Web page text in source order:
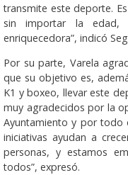
transmite este deporte.
sin importar la edad,
enriquecedora”, indicó
Por su parte, Varela
que su objetivo es,
K1 y boxeo, llevar este
muy agradecidos por la
Ayuntamiento y por todo
iniciativas ayudan a
personas, y estamos
todos”, expresó.